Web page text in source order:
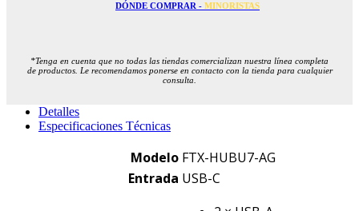
DÓNDE COMPRAR - MINORISTAS
*Tenga en cuenta que no todas las tiendas comercializan nuestra línea completa
de productos. Le recomendamos ponerse en contacto con la tienda para cualquier
consulta.
Detalles
Especificaciones Técnicas
Modelo FTX-HUBU7-AG
Entrada USB-C